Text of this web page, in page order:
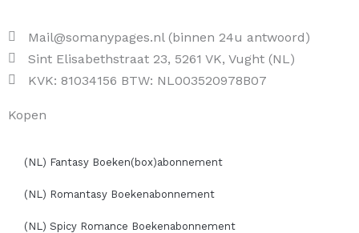
Mail@somanypages.nl (binnen 24u antwoord)
Sint Elisabethstraat 23, 5261 VK, Vught (NL)
KVK: 81034156 BTW: NL003520978B07
Kopen
(NL) Fantasy Boeken(box)abonnement
(NL) Romantasy Boekenabonnement
(NL) Spicy Romance Boekenabonnement